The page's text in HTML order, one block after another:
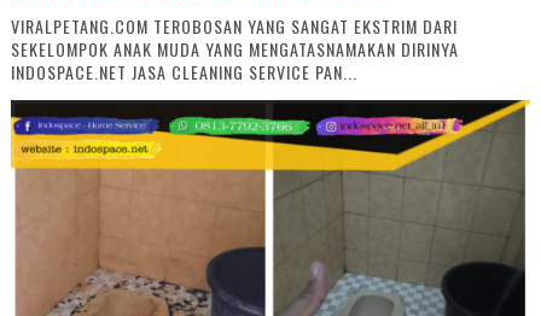
VIRALPETANG.COM TEROBOSAN YANG SANGAT EKSTRIM DARI
SEKELOMPOK ANAK MUDA YANG MENGATASNAMAKAN DIRINYA
INDOSPACE.NET JASA CLEANING SERVICE PAN...